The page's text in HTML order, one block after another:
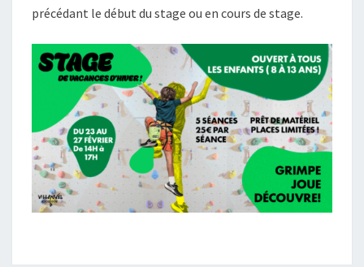
précédant le début du stage ou en cours de stage.